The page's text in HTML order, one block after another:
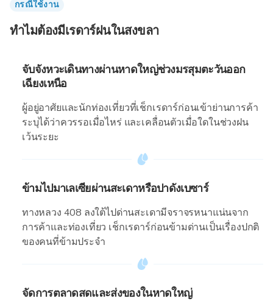
กรณีใช้งาน
ทำไมต้องมีเรดาร์ฝนในสงขลา
จับจังหวะเดินทางผ่านหาดใหญ่ช่วงมรสุมตะวันออก
เฉียงเหนือ
ผู้อยู่อาศัยและนักท่องเที่ยวที่เช็กเรดาร์ก่อนเข้าย่านการค้า
ระบุได้ว่าควรรอเมื่อไหร่ และเคลื่อนตัวเมื่อใดในช่วงฝน
เว้นระยะ
ข้ามไปมาเลเซียผ่านสะเดาหรือปาดังเบซาร์
ทางหลวง 408 ลงใต้ไปด่านสะเดามีจราจรหนาแน่นจาก
การค้าและท่องเที่ยว เช็กเรดาร์ก่อนข้ามด่านเป็นเรื่องปกติ
ของคนที่ข้ามประจำ
จัดการตลาดสดและส่งของในหาดใหญ่